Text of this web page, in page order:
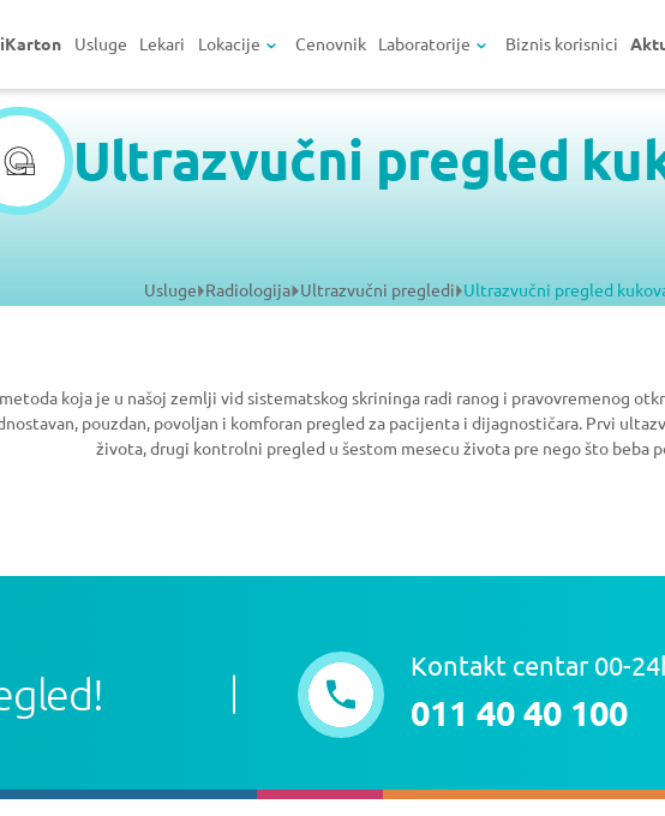
Usluge Lekari Lokacije Cenovnik Laboratorije Biznis korisnici
Ultrazvučni pregled
Usluge Radiologija Ultrazvučni pregledi Ultrazvučni pregled
koja je u našoj zemlji vid sistematskog skrininga radi ranog i pravovremenog
pouzdan, povoljan i komforan pregled za pacijenta i dijagnostičara. Prvi
života, drugi kontrolni pregled u šestom mesecu života pre nego što beba
Kontakt centar 00-
011 40 40 100